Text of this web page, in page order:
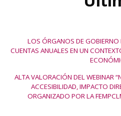
LOS ÓRGANOS DE GOBIERNO
CUENTAS ANUALES EN UN
ALTA VALORACIÓN DEL WEBINAR
ACCESIBILIDAD, IMPACTO
ORGANIZADO POR LA